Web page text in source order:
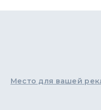
Место для вашей